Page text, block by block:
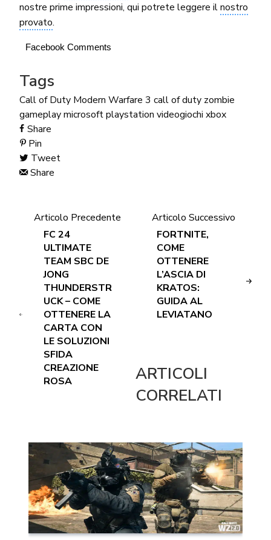
nostre prime impressioni, qui potrete leggere ilnostro
provato.
Facebook Comments
Tags
Call of Duty Modern Warfare 3 call of duty zombie
gameplaymicrosoftplaystation videogiochi xbox
Share
Pin
Tweet
Share
Articolo Precedente
FC 24
ULTIMATE
TEAM SBC DE
JONG
THUNDERSTR
UCK – COME
OTTENERE LA
CARTA CON
LE SOLUZIONI
SFIDA
CREAZIONE
ROSA
Articolo Successivo
FORTNITE,
COME
OTTENERE
L’ASCIA DI
KRATOS:
GUIDA AL
LEVIATANO
ARTICOLI
CORRELATI